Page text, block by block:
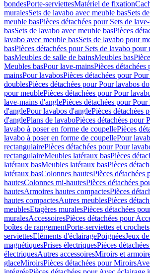
bondesPorte-serviettesMatériel de fixation
muralesSets de lavabo avec meuble basSets
meuble basPièces détachées pour Sets de
basSets de lavabo avec meuble basPièces
lavabo avec meuble basSets de lavabo pour
basPièces détachées pour Sets de lavabo
basMeubles de salle de bainsMeubles bas
Meubles basPour lave-mainsPièces
mainsPour lavabosPièces détachées pour
doublesPièces détachées pour Pour lavabos
pour meublePièces détachées pour Pour
lave-mains d'anglePièces détachées pour
d'anglePour lavabos d'anglePièces détachées
d'anglePlans de lavaboPièces détachées pour
lavabo à poser en forme de coupellePièces
lavabo à poser en forme de coupellePour
rectangulairePièces détachées pour Pour
rectangulaireMeubles latéraux basPièces
latéraux basMeubles latéraux basPièces
latéraux basColonnes hautesPièces détachées
hautesColonnes mi-hautesPièces détachées
hautesArmoires hautes compactesPièces
hautes compactesAutres meublesPièces
meublesEtagères muralesPièces détachées
muralesAccessoiresPièces détachées pour
boîtes de rangementPorte-serviettes et
serviettesEléments d'éclairagePoignéesJeux
magnétiquesPrises électriquesPièces
électriquesAutres accessoiresMiroirs et
glaceMiroirsPièces détachées pour Miroirs